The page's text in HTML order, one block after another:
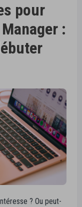
pour
:
? Ou peut-